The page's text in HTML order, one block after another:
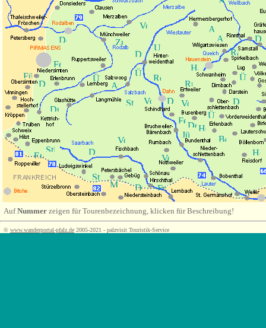
AufNummer zeigen für Tourenbezeichnung, klicken für Beschreibung!
© www.wanderportal-pfalz.de 2005-2021 - palzvisit Touristik-Service